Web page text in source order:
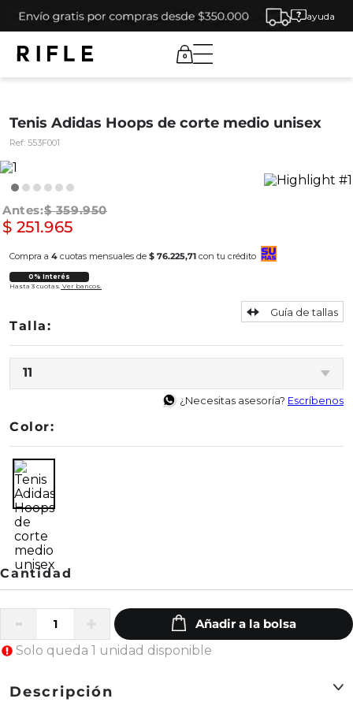
ayuda
0
Tenis Adidas Hoops de corte medio unisex
Ref: 553F001
$ 359.950
$ 251.965
Compra a 4 cuotas mensuales de $ 76.225,71 con tu crédito
0% Interés
Hasta 3 cuotas. Ver bancos.
11
Guía de tallas
¿Necesitas asesoría? Escríbenos
Color:
Solo queda 1 unidad disponible
Descripción